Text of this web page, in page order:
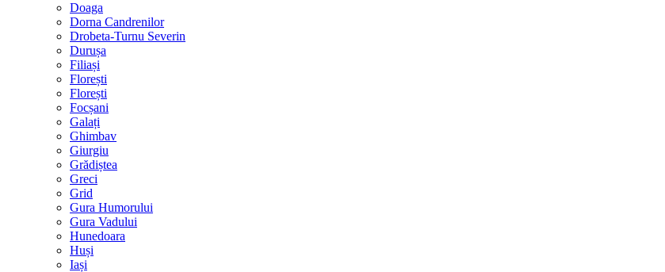
Doaga
Dorna Candrenilor
Drobeta-Turnu Severin
Durușa
Filiași
Florești
Florești
Focșani
Galați
Ghimbav
Giurgiu
Grădiștea
Greci
Grid
Gura Humorului
Gura Vadului
Hunedoara
Huși
Iași